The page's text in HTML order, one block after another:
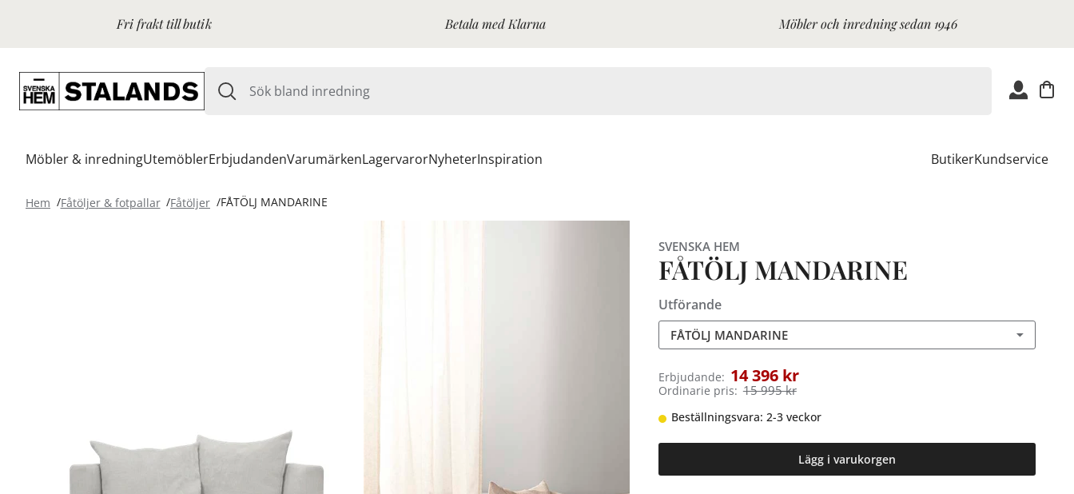
Fri frakt till butik Betala med Klarna Möbler och inredning sedan 1946
Möbler & inredningUtemöblerErbjudandenVarumärkenLagervarorNyheterInspiration ButikerKundservice
Hem Fåtöljer & fotpallar Fåtöljer FÅTÖLJ MANDARINE
SVENSKA HEM
FÅTÖLJ MANDARINE
Utförande
FÅTÖLJ MANDARINE
Erbjudande: 14 396 kr
Ordinarie pris: 15 995 kr
Beställningsvara: 2-3 veckor
Lägg i varukorgen